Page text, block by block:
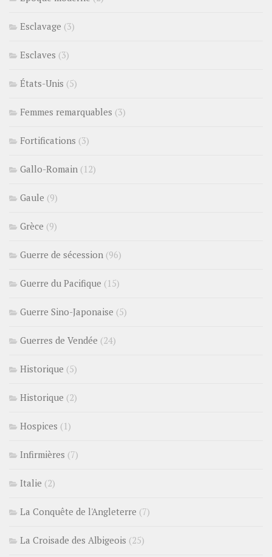
Esclavage (3)
Esclaves (3)
États-Unis (5)
Femmes remarquables (3)
Fortifications (3)
Gallo-Romain (12)
Gaule (9)
Grèce (9)
Guerre de sécession (96)
Guerre du Pacifique (15)
Guerre Sino-Japonaise (5)
Guerres de Vendée (24)
Historique (5)
Historique (2)
Hospices (1)
Infirmières (7)
Italie (2)
La Conquête de l'Angleterre (7)
La Croisade des Albigeois (25)